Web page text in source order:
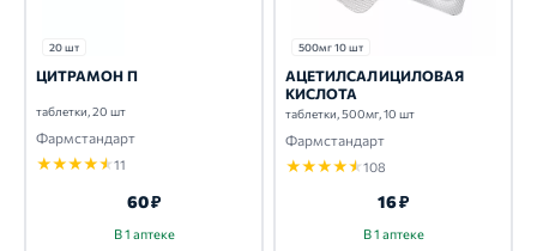
20 шт
ЦИТРАМОН П
таблетки, 20 шт
Фармстандарт
★★★★★11
60 ₽
В 1 аптеке
500мг 10 шт
АЦЕТИЛСАЛИЦИЛОВАЯ
КИСЛОТА
таблетки, 500мг, 10 шт
Фармстандарт
★★★★★108
16 ₽
В 1 аптеке